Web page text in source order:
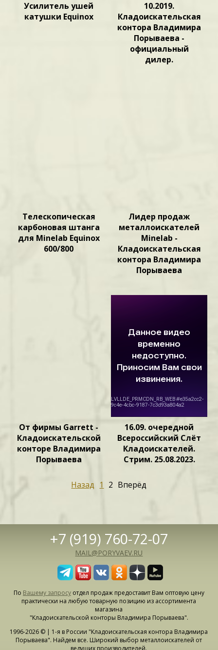
Усилитель ушей
катушки Equinox
10.2019.
Кладоискательская
контора Владимира
Порываева -
официальный
дилер.
Телескопическая
карбоновая штанга
для Minelab Equinox
600/800
Лидер продаж
металлоискателей
Minelab -
Кладоискательская
контора Владимира
Порываева
От фирмы Garrett -
Кладоискательской
конторе Владимира
Порываева
16.09. очередной
Всероссийский Слёт
Кладоискателей.
Стрим. 25.08.2023.
Назад 1 2 Вперёд
+7 (919) 760-72-07
MAIL@PORYVAEV.RU
По Вашему запросуотдел продаж предоставит Вам оптовую цену
практически на любую товарную позицию из ассортимента
магазина
"Кладоискательской конторы Владимира Порываева".
1996-2026 © | 1-я в России "Кладоискательская контора Владимира
Порываева". Найдем все. Широкий выбор металлоискателей от